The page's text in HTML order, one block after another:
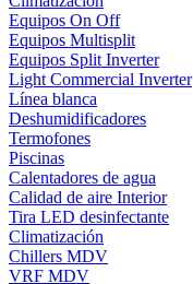
Equipos On Off
Equipos Multisplit
Equipos Split Inverter
Light Commercial Inverter
Línea blanca
Deshumidificadores
Termofones
Piscinas
Calentadores de agua
Calidad de aire Interior
Tira LED desinfectante
Climatización
Chillers MDV
VRF MDV